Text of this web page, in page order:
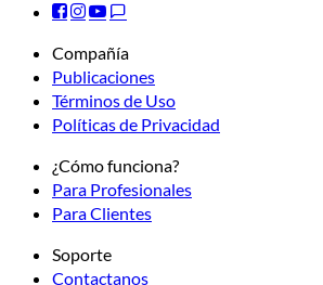
Compañía
Publicaciones
Términos de Uso
Políticas de Privacidad
¿Cómo funciona?
Para Profesionales
Para Clientes
Soporte
Contactanos